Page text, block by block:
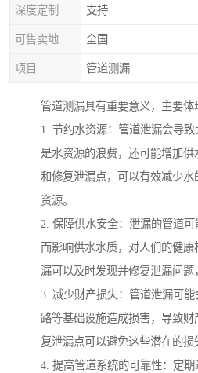
深度定制 支持
可售卖地 全国
项目 管道测漏
管道测漏具有重要意义，主要体
1. 节约水资源：管道泄漏会导
是水资源的浪费，还可能增加供
和修复泄漏点，可以有效减少
资源。
2. 保障供水安全：泄漏的管道
而影响供水水质，对人们的健康
漏可以及时发现并修复泄漏问题
3. 减少财产损失：管道泄漏可
路等基础设施造成损害，导致
复泄漏点可以避免这些潜在的损
4. 提高管道系统的可靠性：定